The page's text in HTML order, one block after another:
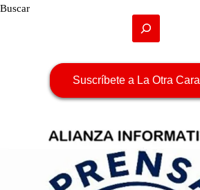
Buscar
Suscríbete a La Otra Cara